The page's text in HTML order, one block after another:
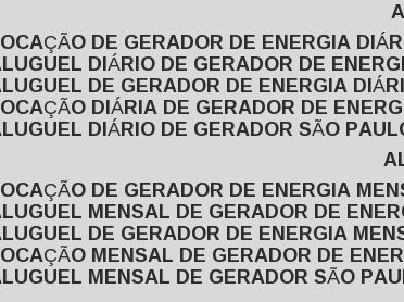
LOCAÇÃO DE GERADOR DE ENERGIA
ALUGUEL DIÁRIO DE GERADOR DE
ALUGUEL DE GERADOR DE ENERGIA
LOCAÇÃO DIÁRIA DE GERADOR DE
ALUGUEL DIÁRIO DE GERADOR SÃO
LOCAÇÃO DE GERADOR DE ENERGIA
ALUGUEL MENSAL DE GERADOR DE
ALUGUEL DE GERADOR DE ENERGIA
LOCAÇÃO MENSAL DE GERADOR DE
ALUGUEL MENSAL DE GERADOR SÃO